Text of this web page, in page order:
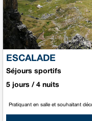
ESCALADE
Séjours sportifs
5 jours / 4 nuits
Pratiquant en salle et souhaitant